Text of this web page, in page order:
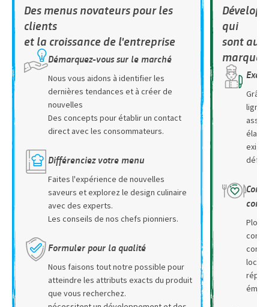
Des menus novateurs pour les
clients
et la croissance de l'entreprise
Démarquez-vous sur le marché
Nous vous aidons à identifier les
dernières tendances et à créer de
nouvelles
Des concepts pour établir un contact
direct avec les consommateurs.
Différenciez votre menu
Faites l'expérience de nouvelles
saveurs et explorez le design culinaire
avec des experts.
Les conseils de nos chefs pionniers.
Formuler pour la qualité
Nous faisons tout notre possible pour
atteindre les attributs exacts du produit
que vous recherchez.
qui
sont
marque
local,